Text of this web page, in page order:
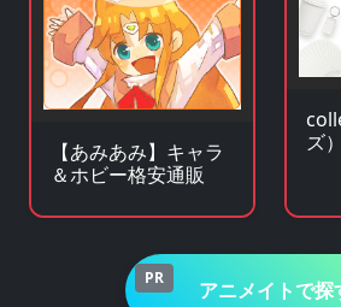
【あみあみ】キャラ
＆ホビー格安通販
ズ
商
PR アニメイトで探